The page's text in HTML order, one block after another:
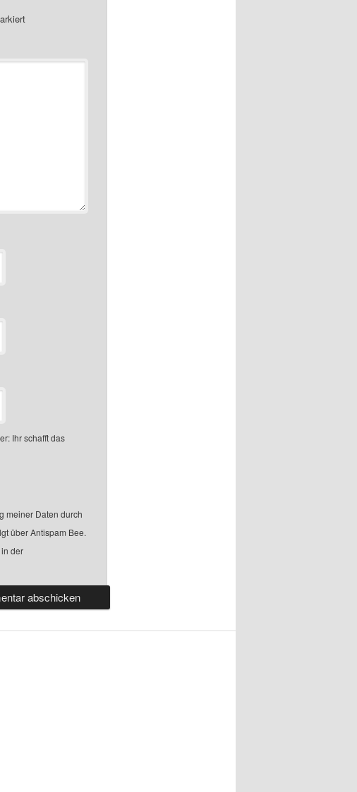
Ihr schafft das
meiner Daten durch
über Antispam Bee.
der